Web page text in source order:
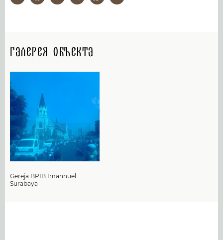
Галерея объекта
Gereja BPIB Imannuel
Surabaya